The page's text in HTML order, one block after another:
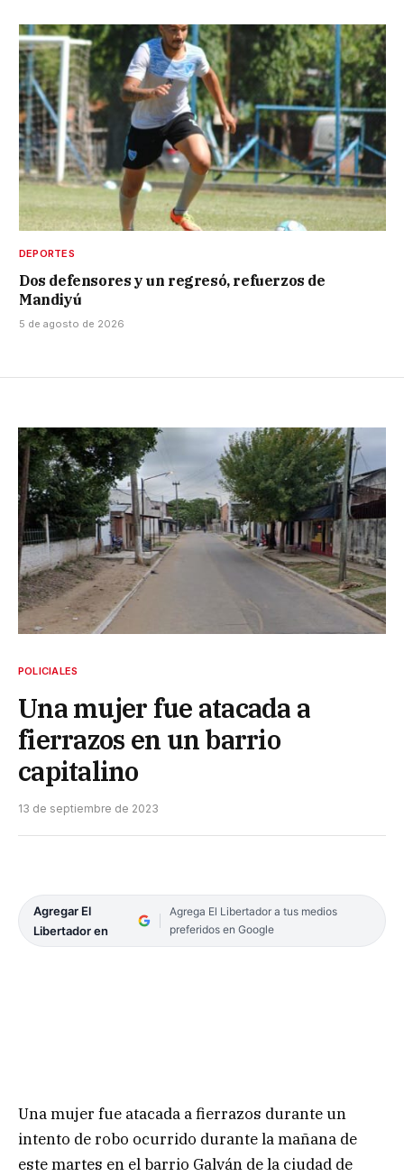
DEPORTES
Dos defensores y un regresó, refuerzos de
Mandiyú
5 de agosto de 2026
POLICIALES
Una mujer fue atacada a
fierrazos en un barrio
capitalino
13 de septiembre de 2023
Agregar El
Libertador en
Agrega El Libertador a tus medios
preferidos en Google
Una mujer fue atacada a fierrazos durante un
intento de robo ocurrido durante la mañana de
este martes en el barrio Galván de la ciudad de